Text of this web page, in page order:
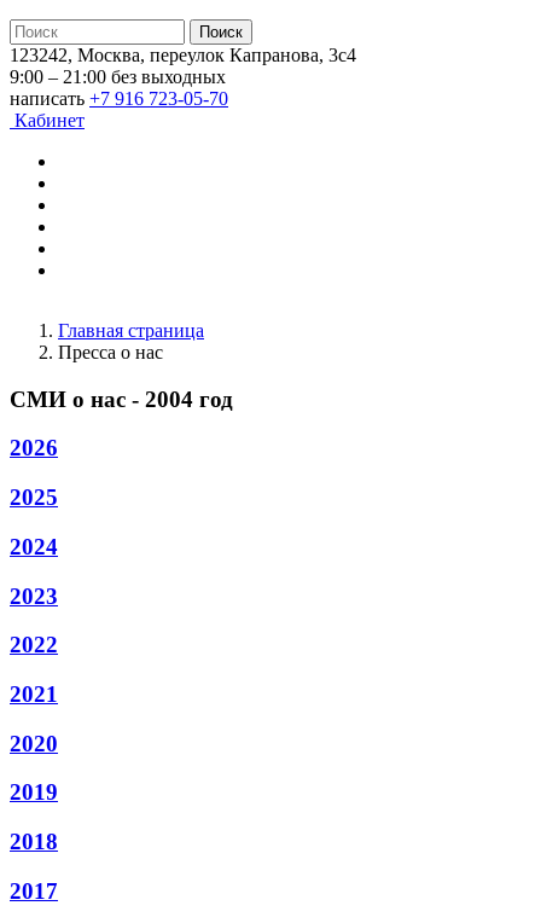
123242, Москва, переулок Капранова, 3с4
9:00 – 21:00 без выходных
написать +7 916 723-05-70
Кабинет
Главная страница
Пресса о нас
СМИ о нас - 2004 год
2026
2025
2024
2023
2022
2021
2020
2019
2018
2017